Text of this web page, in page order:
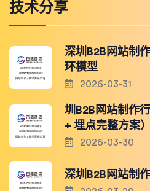
技术分享
深圳B2B网站制
环模型
2026-03-31
圳B2B网站制作
+ 埋点完整方案）
2026-03-30
深圳B2B网站制